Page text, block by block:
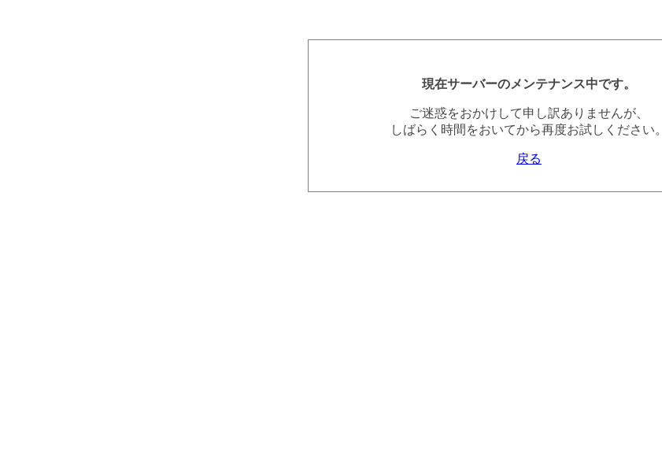
現在サーバーのメンテナンス中です。
ご迷惑をおかけして申し訳ありませんが、
しばらく時間をおいてから再度お試しください。
戻る